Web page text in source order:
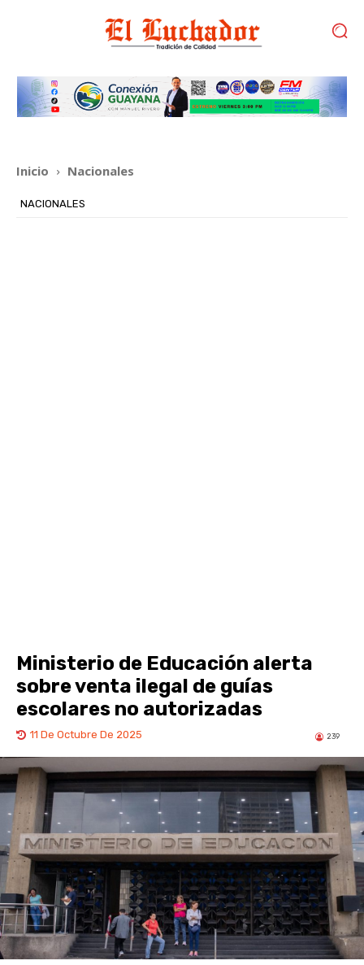
Inicio Nacionales
NACIONALES
Ministerio de Educación alerta
sobre venta ilegal de guías
escolares no autorizadas
11 De Octubre De 2025 239